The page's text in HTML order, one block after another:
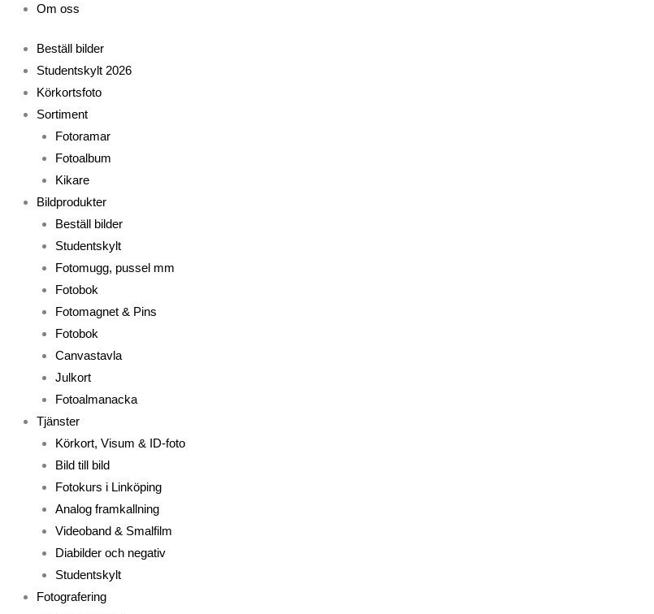
Om oss
Beställ bilder
Studentskylt 2026
Körkortsfoto
Sortiment
Fotoramar
Fotoalbum
Kikare
Bildprodukter
Beställ bilder
Studentskylt
Fotomugg, pussel mm
Fotobok
Fotomagnet & Pins
Fotobok
Canvastavla
Julkort
Fotoalmanacka
Tjänster
Körkort, Visum & ID-foto
Bild till bild
Fotokurs i Linköping
Analog framkallning
Videoband & Smalfilm
Diabilder och negativ
Studentskylt
Fotografering